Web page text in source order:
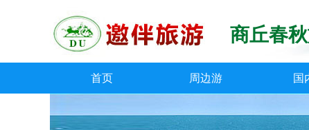
商丘春
首页 周边游 国